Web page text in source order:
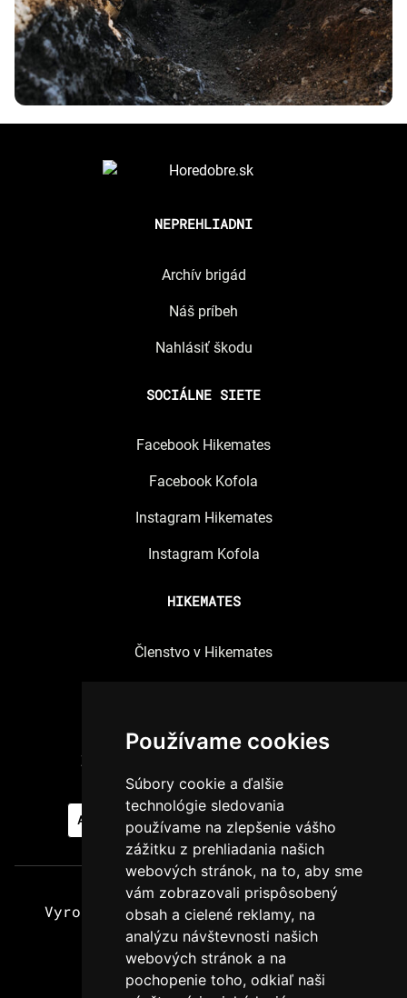
Používame cookies
Súbory cookie a ďalšie
technológie sledovania
používame na zlepšenie vášho
zážitku z prehliadania našich
webových stránok, na to, aby sme
vám zobrazovali prispôsobený
obsah a cielené reklamy, na
analýzu návštevnosti našich
webových stránok a na
pochopenie toho, odkiaľ naši
NEPREHLIADNI
Archív brigád
Náš príbeh
Nahlásiť škodu
SOCIÁLNE SIETE
Facebook Hikemates
Facebook Kofola
Instagram Hikemates
Instagram Kofola
HIKEMATES
Členstvo v Hikemates
Zmeniť nastavenia súhlasov s cookies
AKTUÁLNE BRIGÁDY PRIDAJ SA K NÁM
Vyrobené s najväčšou láskou k horám
© Hikemates x Kofola 2024.
Všetky práva vyhradené.